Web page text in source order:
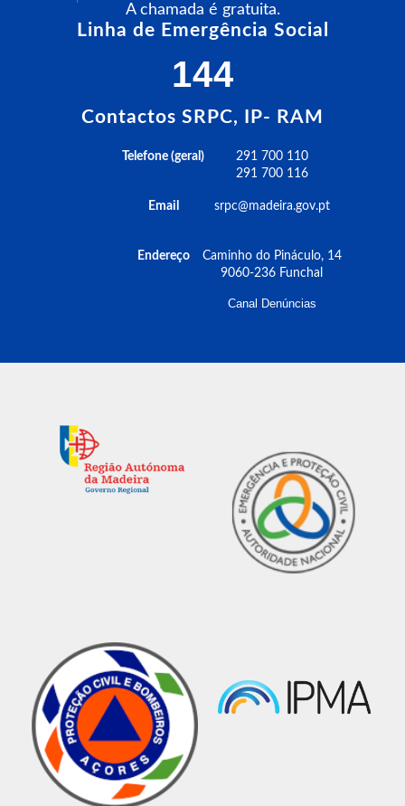
A chamada é gratuita.
Linha de Emergência Social
144
Contactos SRPC, IP- RAM
Telefone (geral)
Email
Endereço
291 700 110
291 700 116
srpc@madeira.gov.pt
Caminho do Pináculo, 14
9060-236 Funchal
Canal Denúncias